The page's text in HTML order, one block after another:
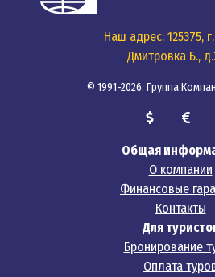
Наш адрес: 125375,
Дмитровка Б.,
© 1991-2026. Группа
Общая
О компании
Финансовые
Контакты
Для
Бронирование
Оплата